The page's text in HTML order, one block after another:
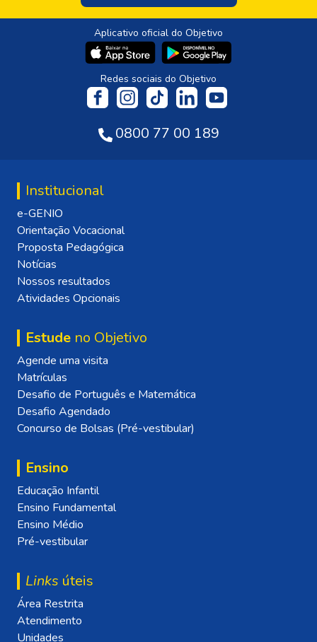
Aplicativo oficial do Objetivo
Redes sociais do Objetivo
0800 77 00 189
Institucional
e-GENIO
Orientação Vocacional
Proposta Pedagógica
Notícias
Nossos resultados
Atividades Opcionais
Estude no Objetivo
Agende uma visita
Matrículas
Desafio de Português e Matemática
Desafio Agendado
Concurso de Bolsas (Pré-vestibular)
Ensino
Educação Infantil
Ensino Fundamental
Ensino Médio
Pré-vestibular
Links úteis
Área Restrita
Atendimento
Unidades